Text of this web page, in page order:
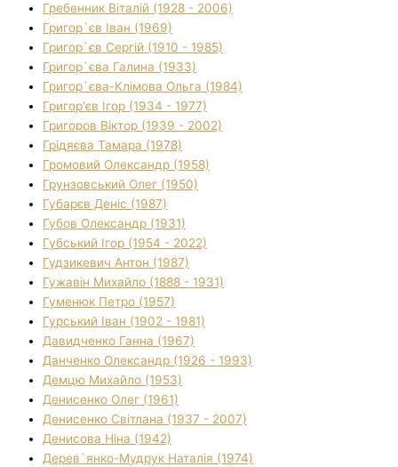
Гребенник Віталій (1928 - 2006)
Григор`єв Іван (1969)
Григор`єв Сергій (1910 - 1985)
Григор`єва Галина (1933)
Григор`єва-Клімова Ольга (1984)
Григор'єв Ігор (1934 - 1977)
Григоров Віктор (1939 - 2002)
Грідяєва Тамара (1978)
Громовий Олександр (1958)
Грунзовський Олег (1950)
Губарєв Деніс (1987)
Губов Олександр (1931)
Губський Ігор (1954 - 2022)
Гудзикевич Антон (1987)
Гужавін Михайло (1888 - 1931)
Гуменюк Петро (1957)
Гурський Іван (1902 - 1981)
Давидченко Ганна (1967)
Данченко Олександр (1926 - 1993)
Демцю Михайло (1953)
Денисенко Олег (1961)
Денисенко Світлана (1937 - 2007)
Денисова Ніна (1942)
Дерев`янко-Мудрук Наталія (1974)